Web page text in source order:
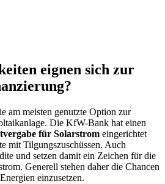
eignen sich zur
am meisten genutzte Option zur
Die KfW-Bank hat einen
für Solarstrom eingerichtet
mit Tilgungszuschüssen. Auch
und setzen damit ein Zeichen für die
Generell stehen daher die Chancen
einzusetzen.